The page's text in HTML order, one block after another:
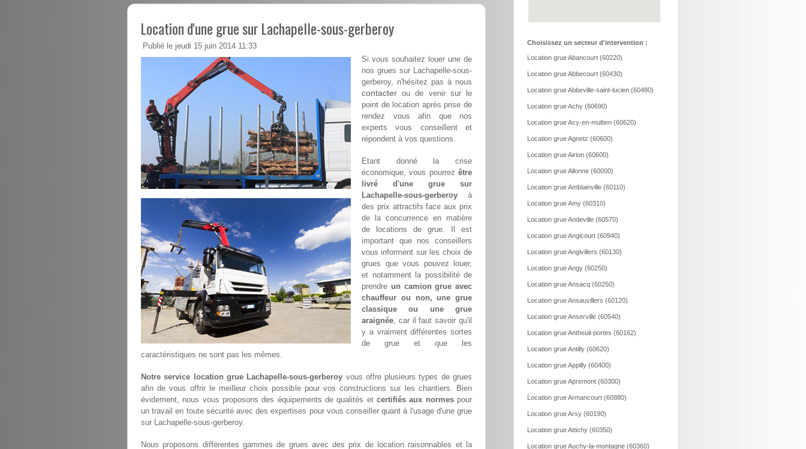
Location d'une grue sur Lachapelle-sous-gerberoy
Publié le jeudi 15 juin 2014 11:33
Si vous souhaitez louer une de
nos grues sur Lachapelle-sous-
gerberoy, n'hésitez pas à nous
contacter ou de venir sur le
point de location après prise de
rendez vous afin que nos
experts vous conseillent et
répondent à vos questions.
Etant donné la crise
économique, vous pourrez être
livré d'une grue sur
Lachapelle-sous-gerberoy à
des prix attractifs face aux prix
de la concurrence en matière
de locations de grue. Il est
important que nos conseillers
vous informent sur les choix de
grues que vous pouvez louer,
et notamment la possibilité de
prendre un camion grue avec
chauffeur ou non, une grue
classique ou une grue
araignée, car il faut savoir qu'il
y a vraiment différentes sortes
de grue et que les
caractéristiques ne sont pas les mêmes.
Notre service location grue Lachapelle-sous-gerberoy vous offre plusieurs types de grues
afin de vous offrir le meilleur choix possible pour vos constructions sur les chantiers. Bien
évidement, nous vous proposons des équipements de qualités et certifiés aux normespour
un travail en toute sécurité avec des expertises pour vous conseiller quant à l'usage d'une grue
sur Lachapelle-sous-gerberoy.
Nous proposons différentes gammes de grues avec des prix de location raisonnables et la
Choisissez un secteur d'intervention :
Location grue Abancourt (60220)
Location grue Abbecourt (60430)
Location grue Abbeville-saint-lucien (60480)
Location grue Achy (60690)
Location grue Acy-en-multien (60620)
Location grue Agnetz (60600)
Location grue Airion (60600)
Location grue Allonne (60000)
Location grue Amblainville (60110)
Location grue Amy (60310)
Location grue Andeville (60570)
Location grue Angicourt (60940)
Location grue Angivillers (60130)
Location grue Angy (60250)
Location grue Ansacq (60250)
Location grue Ansauvillers (60120)
Location grue Anserville (60540)
Location grue Antheuil-portes (60162)
Location grue Antilly (60620)
Location grue Appilly (60400)
Location grue Apremont (60300)
Location grue Armancourt (60880)
Location grue Arsy (60190)
Location grue Attichy (60350)
Location grue Auchy-la-montagne (60360)